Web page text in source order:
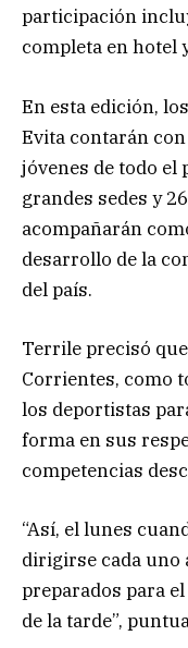
participación
completa en hotel
En esta edición,
Evita contarán
jóvenes de todo el
grandes sedes y
acompañarán
desarrollo de la
del país.
Terrile precisó
Corrientes, como
los deportistas
forma en sus
competencias
“Así, el lunes
dirigirse cada uno
preparados para
de la tarde”,